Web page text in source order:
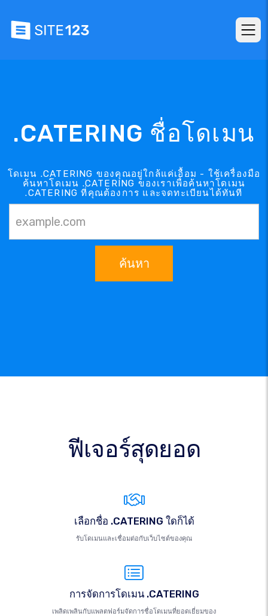
.CATERING ชื่อโดเมน
โดเมน .CATERING ของคุณอยู่ใกล้แค่เอื้อม - ใช้เครื่องมือ
ค้นหาโดเมน .CATERING ของเราเพื่อค้นหาโดเมน
.CATERING ที่คุณต้องการ และจดทะเบียนได้ทันที
ค้นหา
ฟีเจอร์สุดยอด
เลือกชื่อ .CATERING ใดก็ได้
รับโดเมนและเชื่อมต่อกับเว็บไซต์ของคุณ
การจัดการโดเมน .CATERING
เพลิดเพลินกับแพลตฟอร์มจัดการชื่อโดเมนที่ยอดเยี่ยมของ